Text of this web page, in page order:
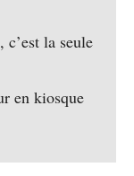
c’est la seule
en kiosque